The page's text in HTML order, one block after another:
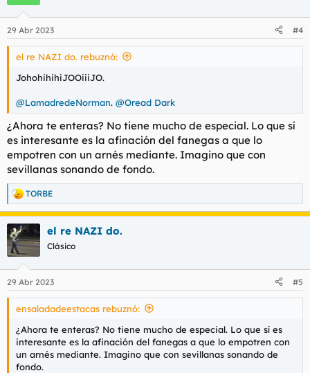
e
s
29 Abr 2023 #4
el re NAZI do. rebuznó:
JohohihihiJOOiiiJO.
@LamadredeNorman. @Oread Dark
¿Ahora te enteras? No tiene mucho de especial. Lo que sí
es interesante es la afinación del fanegas a que lo
empotren con un arnés mediante. Imagino que con
sevillanas sonando de fondo.
R
e
a
c
c
i
e
s
TORBE
el re NAZI do.
Clásico
29 Abr 2023 #5
ensaladadeestacas rebuznó:
¿Ahora te enteras? No tiene mucho de especial. Lo que sí es
interesante es la afinación del fanegas a que lo empotren con
un arnés mediante. Imagino que con sevillanas sonando de
fondo.